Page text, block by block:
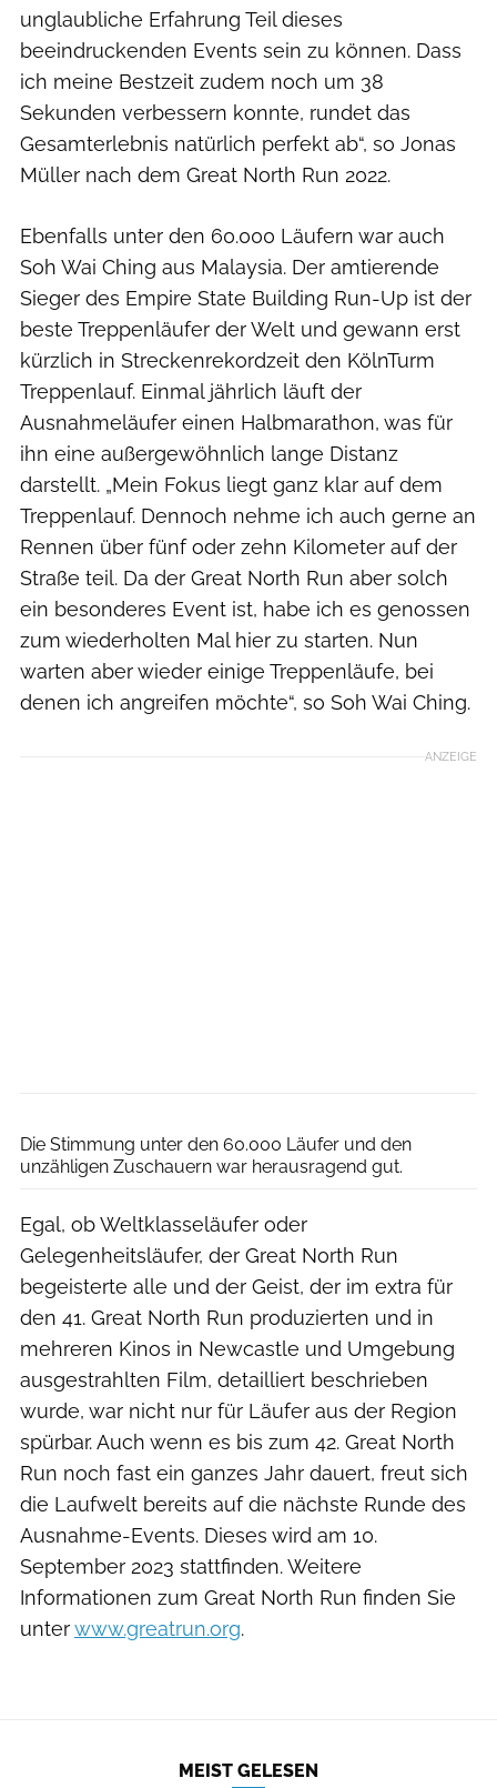
unglaubliche Erfahrung Teil dieses
beeindruckenden Events sein zu können. Dass
ich meine Bestzeit zudem noch um 38
Sekunden verbessern konnte, rundet das
Gesamterlebnis natürlich perfekt ab“, so Jonas
Müller nach dem Great North Run 2022.
Ebenfalls unter den 60.000 Läufern war auch
Soh Wai Ching aus Malaysia. Der amtierende
Sieger des Empire State Building Run-Up ist der
beste Treppenläufer der Welt und gewann erst
kürzlich in Streckenrekordzeit den KölnTurm
Treppenlauf. Einmal jährlich läuft der
Ausnahmeläufer einen Halbmarathon, was für
ihn eine außergewöhnlich lange Distanz
darstellt. „Mein Fokus liegt ganz klar auf dem
Treppenlauf. Dennoch nehme ich auch gerne an
Rennen über fünf oder zehn Kilometer auf der
Straße teil. Da der Great North Run aber solch
ein besonderes Event ist, habe ich es genossen
zum wiederholten Mal hier zu starten. Nun
warten aber wieder einige Treppenläufe, bei
denen ich angreifen möchte“, so Soh Wai Ching.
ANZEIGE
Die Stimmung unter den 60.000 Läufer und den
unzähligen Zuschauern war herausragend gut.
Egal, ob Weltklasseläufer oder
Gelegenheitsläufer, der Great North Run
begeisterte alle und der Geist, der im extra für
den 41. Great North Run produzierten und in
mehreren Kinos in Newcastle und Umgebung
ausgestrahlten Film, detailliert beschrieben
wurde, war nicht nur für Läufer aus der Region
spürbar. Auch wenn es bis zum 42. Great North
Run noch fast ein ganzes Jahr dauert, freut sich
die Laufwelt bereits auf die nächste Runde des
Ausnahme-Events. Dieses wird am 10.
September 2023 stattfinden. Weitere
Informationen zum Great North Run finden Sie
unterwww.greatrun.org.
MEIST GELESEN